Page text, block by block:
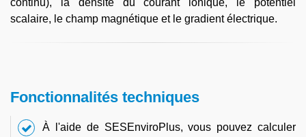
continu), la densité du courant ionique, le potentiel
scalaire, le champ magnétique et le gradient électrique.
Fonctionnalités techniques
À l'aide de SESEnviroPlus, vous pouvez calculer